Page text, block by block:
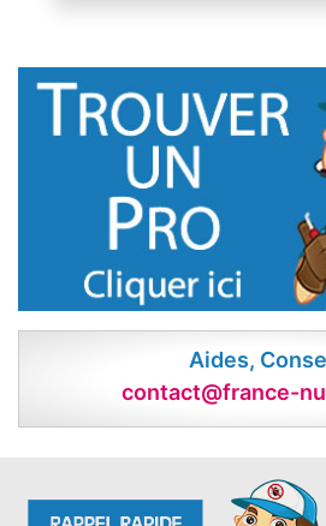
Aides,
contact@france-